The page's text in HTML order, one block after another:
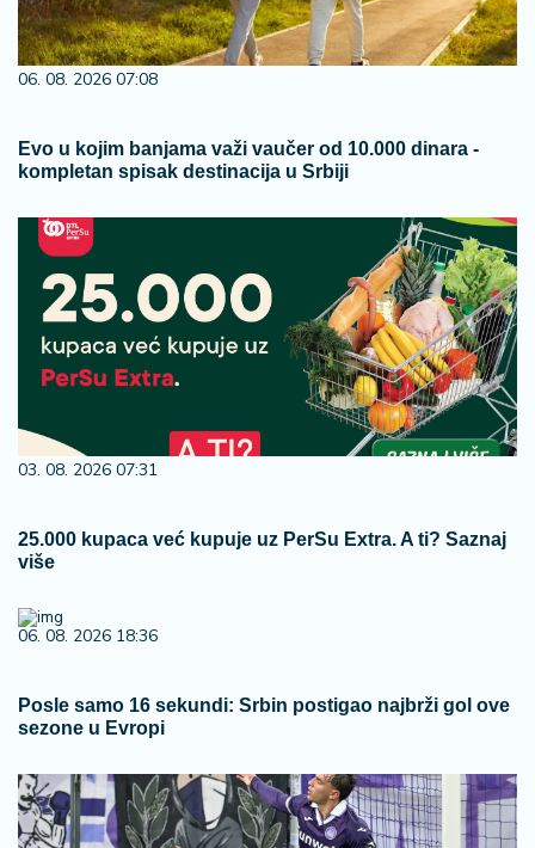
06. 08. 2026 07:08
Evo u kojim banjama važi vaučer od 10.000 dinara -
kompletan spisak destinacija u Srbiji
03. 08. 2026 07:31
25.000 kupaca već kupuje uz PerSu Extra. A ti? Saznaj
više
06. 08. 2026 18:36
Posle samo 16 sekundi: Srbin postigao najbrži gol ove
sezone u Evropi